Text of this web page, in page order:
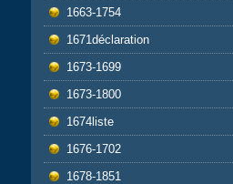
1663-1754
1671déclaration
1673-1699
1673-1800
1674liste
1676-1702
1678-1851